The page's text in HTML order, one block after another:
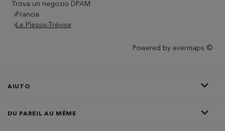
Trova un negozio DPAM
Francia
Le Plessis-Trévise
Powered by evermaps ©
AIUTO
DU PAREIL AU MÊME